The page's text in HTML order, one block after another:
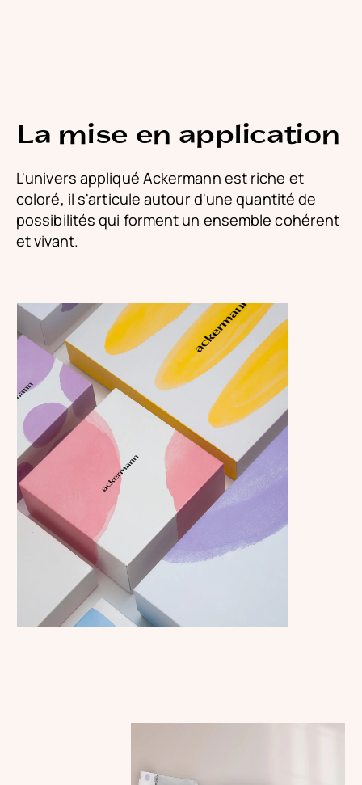
La mise en application
L'univers appliqué Ackermann est riche et
coloré, il s'articule autour d'une quantité de
possibilités qui forment un ensemble cohérent
et vivant.